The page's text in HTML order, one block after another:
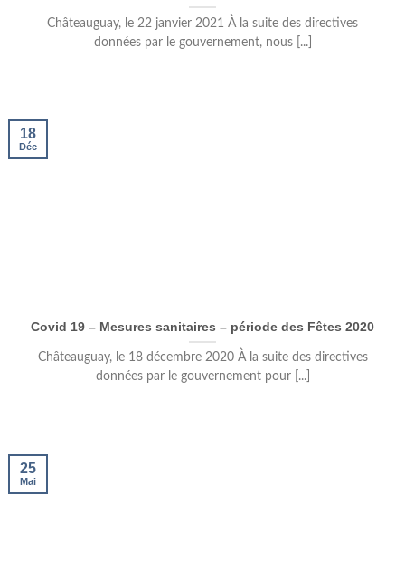
Châteauguay, le 22 janvier 2021 À la suite des directives
données par le gouvernement, nous [...]
Covid 19 – Mesures sanitaires – période des Fêtes 2020
Châteauguay, le 18 décembre 2020 À la suite des directives
données par le gouvernement pour [...]
18
Déc
25
Mai